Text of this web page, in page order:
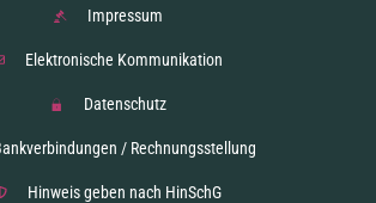
Impressum
Elektronische Kommunikation
Datenschutz
/ Rechnungsstellung
Hinweis geben nach HinSchG